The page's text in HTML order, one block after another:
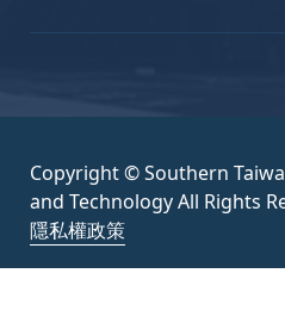
Copyright © Southern
and Technology All Rights
隱私權政策